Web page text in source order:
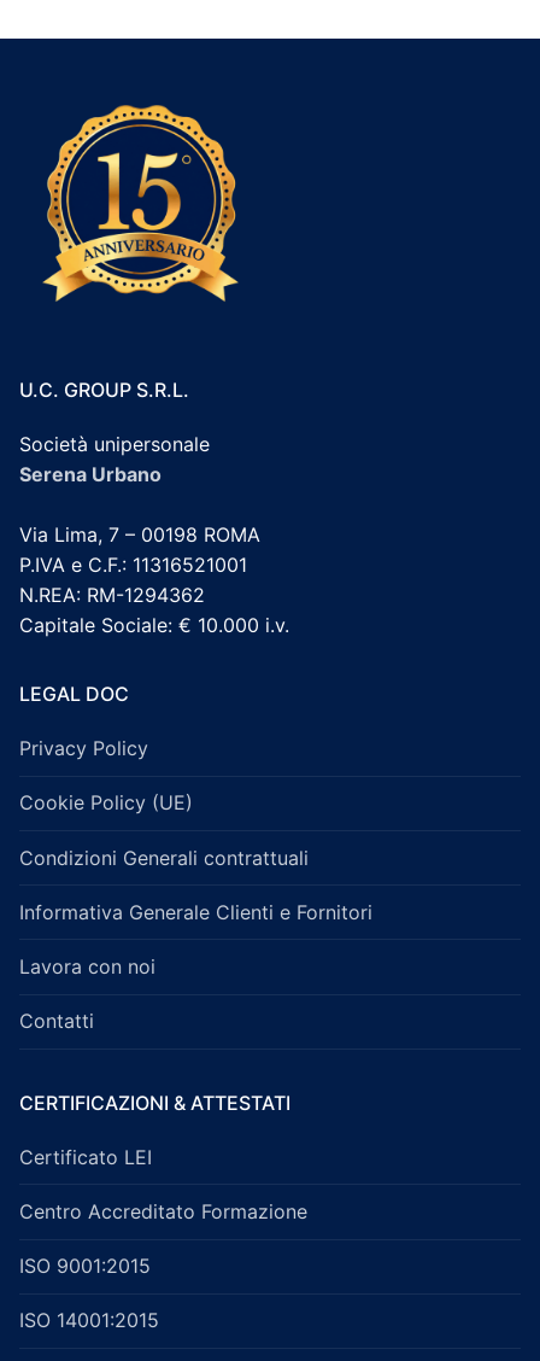
U.C. GROUP S.R.L.
Società unipersonale
Serena Urbano
Via Lima, 7 – 00198 ROMA
P.IVA e C.F.: 11316521001
N.REA: RM-1294362
Capitale Sociale: € 10.000 i.v.
LEGAL DOC
Privacy Policy
Cookie Policy (UE)
Condizioni Generali contrattuali
Informativa Generale Clienti e Fornitori
Lavora con noi
Contatti
CERTIFICAZIONI & ATTESTATI
Certificato LEI
Centro Accreditato Formazione
ISO 9001:2015
ISO 14001:2015